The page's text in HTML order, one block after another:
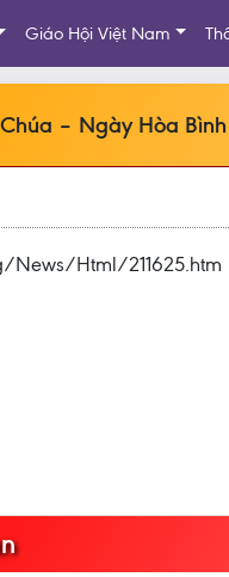
Giáo Hội Việt Nam
– Ngày Hòa
News/Html/211625.htm